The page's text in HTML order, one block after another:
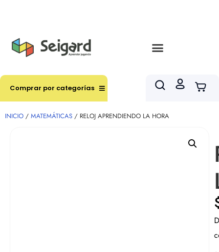
Comprar por categorías
INICIO / MATEMÁTICAS / RELOJ APRENDIENDO LA HORA